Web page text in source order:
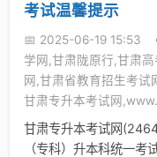
考试温馨提示
📅 2025-06-19 15:53
学网,甘肃陇原行,甘肃
网,甘肃省教育招生考试
甘肃专升本考试网
甘肃专升本考试网
（专科）升本科统一